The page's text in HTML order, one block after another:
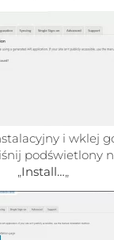
i wklej
podświetlony
„Install…„